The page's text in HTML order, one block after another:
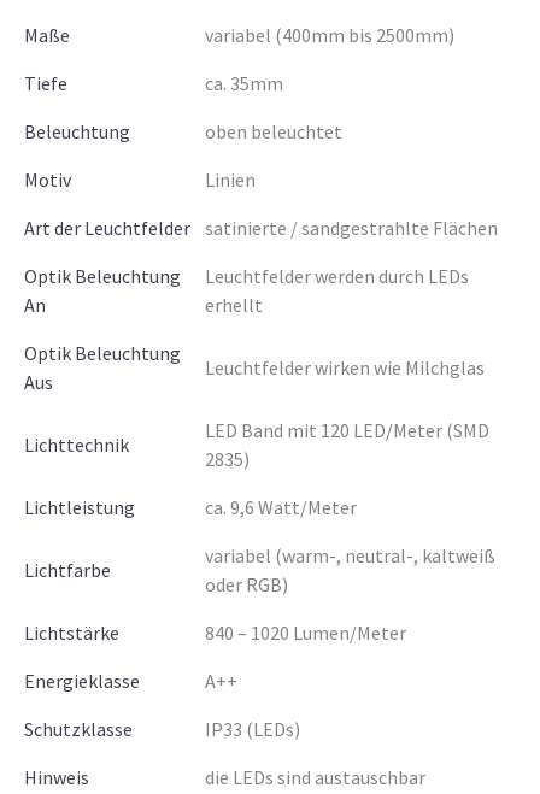
Maße
variabel (400mm bis 2500mm)
Tiefe
ca. 35mm
Beleuchtung
oben beleuchtet
Motiv
Linien
Art der Leuchtfelder satinierte / sandgestrahlte Flächen
Optik Beleuchtung
An
Leuchtfelder werden durch LEDs
erhellt
Optik Beleuchtung
Aus
Leuchtfelder wirken wie Milchglas
Lichttechnik
LED Band mit 120 LED/Meter (SMD
2835)
Lichtleistung
ca. 9,6 Watt/Meter
Lichtfarbe
variabel (warm-, neutral-, kaltweiß
oder RGB)
Lichtstärke
840 – 1020 Lumen/Meter
Energieklasse
A++
Schutzklasse
IP33 (LEDs)
Hinweis
die LEDs sind austauschbar